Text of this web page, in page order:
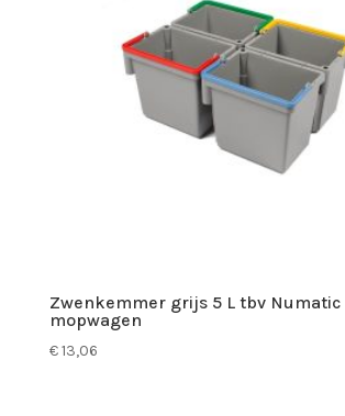
Zwenkemmer grijs 5 L tbv Numatic
mopwagen
€13,06